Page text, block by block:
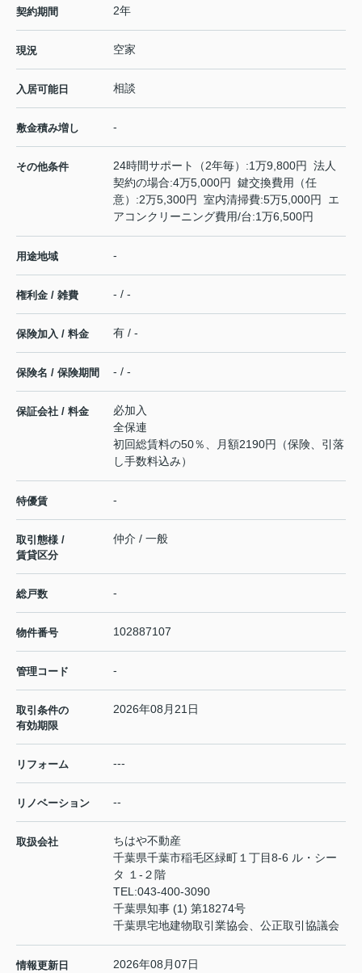
契約期間 2年
現況 空家
入居可能日 相談
敷金積み増し -
その他条件
24時間サポート（2年毎）:1万9,800円 法人
契約の場合:4万5,000円 鍵交換費用（任
意）:2万5,300円 室内清掃費:5万5,000円 エ
アコンクリーニング費用/台:1万6,500円
用途地域 -
権利金 / 雑費 - / -
保険加入 / 料金 有 / -
保険名 / 保険期間 - / -
保証会社 / 料金
必加入
全保連
初回総賃料の50％、月額2190円（保険、引落
し手数料込み）
特優賃 -
取引態様 /
賃貸区分
仲介 / 一般
総戸数 -
物件番号 102887107
管理コード -
取引条件の
有効期限
2026年08月21日
リフォーム ---
リノベーション --
取扱会社
ちはや不動産
千葉県千葉市稲毛区緑町１丁目8-6 ル・シー
タ １-２階
TEL:043-400-3090
千葉県知事 (1) 第18274号
千葉県宅地建物取引業協会、公正取引協議会
情報更新日 2026年08月07日